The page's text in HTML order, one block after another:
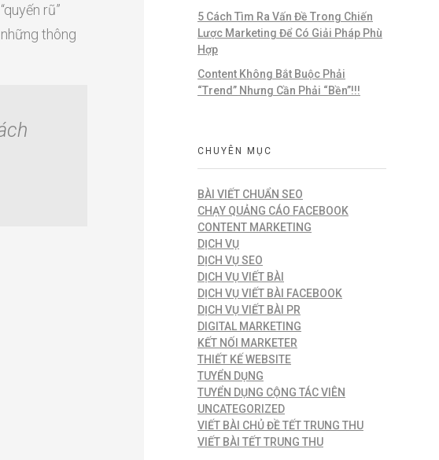
rũ”
thông
5 Cách Tìm Ra Vấn Đề Trong Chiến
Lược Marketing Để Có Giải Pháp Phù
Hợp
Content Không Bắt Buộc Phải
“Trend” Nhưng Cần Phải “Bền”!!!
CHUYÊN MỤC
BÀI VIẾT CHUẨN SEO
CHẠY QUẢNG CÁO FACEBOOK
CONTENT MARKETING
DỊCH VỤ
DỊCH VỤ SEO
DỊCH VỤ VIẾT BÀI
DỊCH VỤ VIẾT BÀI FACEBOOK
DỊCH VỤ VIẾT BÀI PR
DIGITAL MARKETING
KẾT NỐI MARKETER
THIẾT KẾ WEBSITE
TUYỂN DỤNG
TUYỂN DỤNG CỘNG TÁC VIÊN
UNCATEGORIZED
VIẾT BÀI CHỦ ĐỀ TẾT TRUNG THU
VIẾT BÀI TẾT TRUNG THU